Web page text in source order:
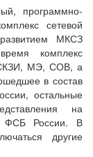
программно-
сетевой
МКСЗ
комплекс
СКЗИ, МЭ, СОВ, а
в состав
остальные
на
ФСБ России. В
другие